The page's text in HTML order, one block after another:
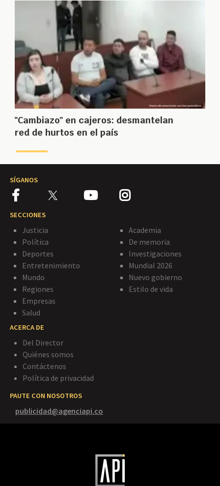
"Cambiazo" en cajeros: desmantelan
red de hurtos en el país
SÍGANOS
SECCIONES
Justicia
Política
Deportes
Entretenimiento
Mundo
Regiones
Empresas
Salud
Academia
De memoria
Investigaciones
Mundial 2026
Nuevo gobierno
Estilo de vida
ACERCA DE
Del Director
Quiénes somos
Contáctenos
Política de privacidad
PAUTE CON NOSOTROS
publicidad@agenciapi.co